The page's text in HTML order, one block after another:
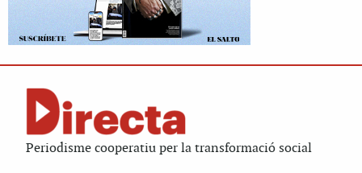
Periodisme cooperatiu per la transformació social